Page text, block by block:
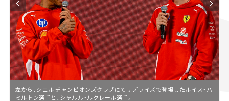
左から、シェル チャンピオンズクラブにてサプライズで登場したルイス・ハ
ミルトン選手と、シャルル・ルクレール選手。